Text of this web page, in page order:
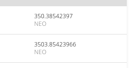
350.38542397
NEO
3503.85423966
NEO